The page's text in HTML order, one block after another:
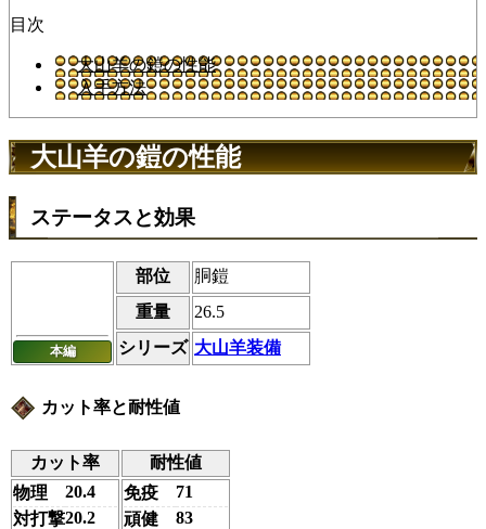
目次
大山羊の鎧の性能
入手方法
大山羊の鎧の性能
ステータスと効果
本編
部位
胴鎧
重量
26.5
シリーズ 大山羊装備
カット率と耐性値
カット率
耐性値
物理
20.4
対打撃20.2
免疫
71
頑健
83